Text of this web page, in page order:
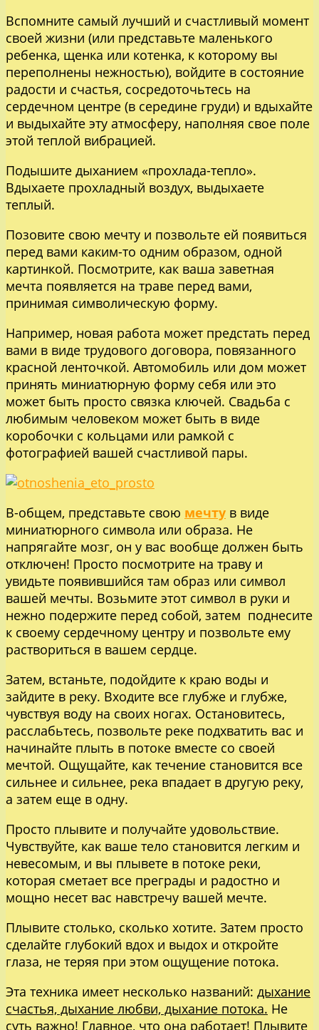
Вспомните самый лучший и счастливый момент
своей жизни (или представьте маленького
ребенка, щенка или котенка, к которому вы
переполнены нежностью), войдите в состояние
радости и счастья, сосредоточьтесь на
сердечном центре (в середине груди) и вдыхайте
и выдыхайте эту атмосферу, наполняя свое поле
этой теплой вибрацией.
Подышите дыханием «прохлада-тепло».
Вдыхаете прохладный воздух, выдыхаете
теплый.
Позовите свою мечту и позвольте ей появиться
перед вами каким-то одним образом, одной
картинкой. Посмотрите, как ваша заветная
мечта появляется на траве перед вами,
принимая символическую форму.
Например, новая работа может предстать перед
вами в виде трудового договора, повязанного
красной ленточкой. Автомобиль или дом может
принять миниатюрную форму себя или это
может быть просто связка ключей. Свадьба с
любимым человеком может быть в виде
коробочки с кольцами или рамкой с
фотографией вашей счастливой пары.
В-общем, представьте свою мечту в виде
миниатюрного символа или образа. Не
напрягайте мозг, он у вас вообще должен быть
отключен! Просто посмотрите на траву и
увидьте появившийся там образ или символ
вашей мечты. Возьмите этот символ в руки и
нежно подержите перед собой, затем поднесите
к своему сердечному центру и позвольте ему
раствориться в вашем сердце.
Затем, встаньте, подойдите к краю воды и
зайдите в реку. Входите все глубже и глубже,
чувствуя воду на своих ногах. Остановитесь,
расслабьтесь, позвольте реке подхватить вас и
начинайте плыть в потоке вместе со своей
мечтой. Ощущайте, как течение становится все
сильнее и сильнее, река впадает в другую реку,
а затем еще в одну.
Просто плывите и получайте удовольствие.
Чувствуйте, как ваше тело становится легким и
невесомым, и вы плывете в потоке реки,
которая сметает все преграды и радостно и
мощно несет вас навстречу вашей мечте.
Плывите столько, сколько хотите. Затем просто
сделайте глубокий вдох и выдох и откройте
глаза, не теряя при этом ощущение потока.
Эта техника имеет несколько названий: дыхание
счастья, дыхание любви, дыхание потока. Не
суть важно! Главное, что она работает! Плывите